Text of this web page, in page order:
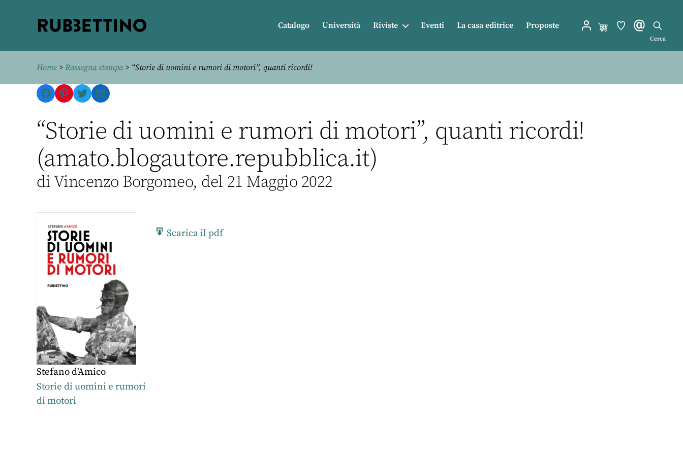
Catalogo Università Riviste Eventi La casa editrice Proposte
Cerca
Home > Rassegna stampa> “Storie di uomini e rumori di motori”, quanti ricordi!
Facebook
Pinterest
TwitterLinkedIn
“Storie di uomini e rumori di motori”, quanti ricordi!
(amato.blogautore.repubblica.it)
di Vincenzo Borgomeo, del 21 Maggio 2022
Stefano d'Amico
Storie di uomini e rumori
di motori
Scarica il pdf